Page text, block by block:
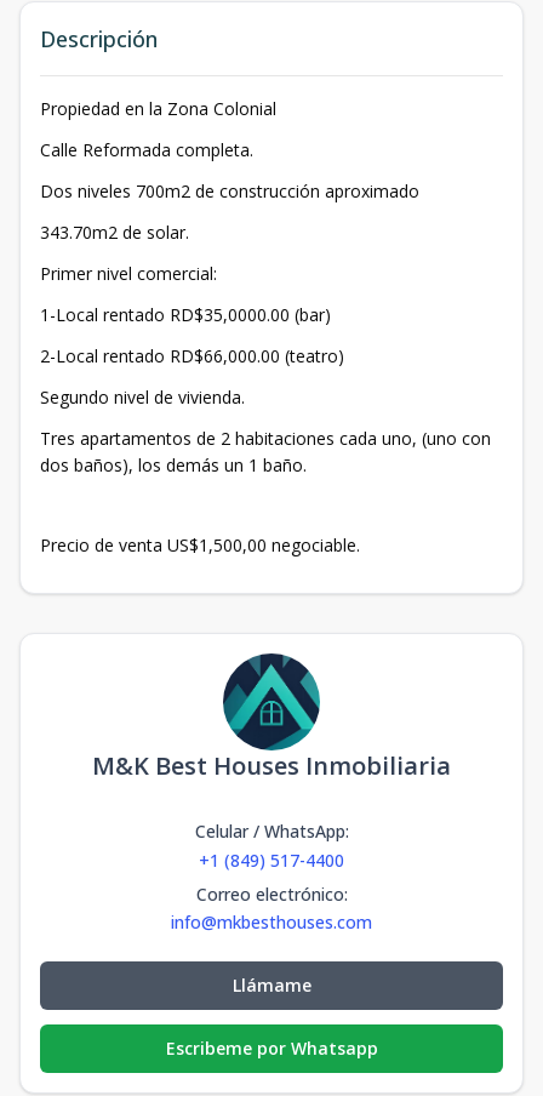
Descripción
Propiedad en la Zona Colonial
Calle Reformada completa.
Dos niveles 700m2 de construcción aproximado
343.70m2 de solar.
Primer nivel comercial:
1-Local rentado RD$35,0000.00 (bar)
2-Local rentado RD$66,000.00 (teatro)
Segundo nivel de vivienda.
Tres apartamentos de 2 habitaciones cada uno, (uno con
dos baños), los demás un 1 baño.
Precio de venta US$1,500,00 negociable.
M&K Best Houses Inmobiliaria
Celular / WhatsApp:
+1 (849) 517-4400
Correo electrónico:
info@mkbesthouses.com
Llámame
Escribeme por Whatsapp